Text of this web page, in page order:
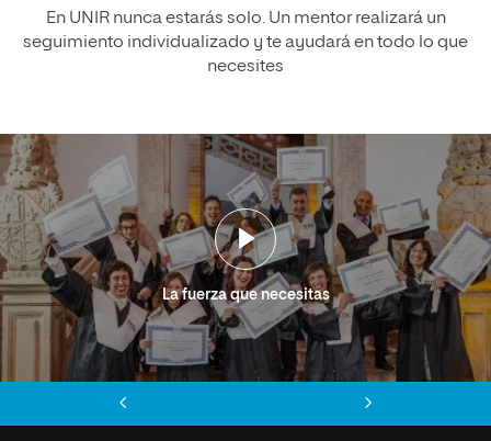
En UNIR nunca estarás solo. Un mentor realizará un
seguimiento individualizado y te ayudará en todo lo que
necesites
La fuerza que necesitas